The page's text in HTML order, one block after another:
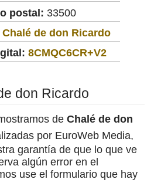
postal: 33500
Chalé de don Ricardo
8CMQC6CR+V2
don Ricardo
de Chalé de don
por EuroWeb Media,
garantía de que lo que ve
algún error en el
use el formulario que hay